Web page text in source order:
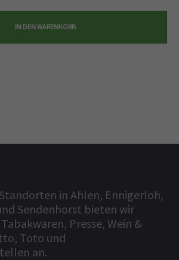
in Ahlen, Ennigerloh,
Sendenhorst bieten wir
Presse, Wein &
Toto und
an.